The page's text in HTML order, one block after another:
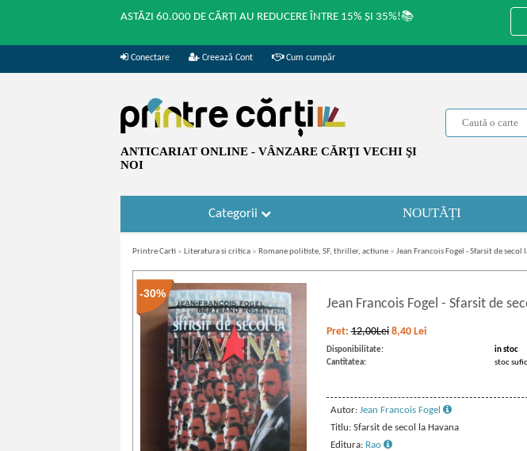
ASTĂZI 60.000 DE CĂRȚI AU REDUCERE ÎNTRE 15% ȘI 35%!📚
Conectare Creează Cont Cum cumpăr
ANTICARIAT ONLINE - VÂNZARE CĂRŢI VECHI ŞI
NOI
Categorii NOUTĂȚI
Printre Carti » Literatura si critica » Romane politiste, SF, thriller, actiune » Jean Francois Fogel - Sfarsit de secol
-30%
Jean Francois Fogel - Sfarsit de
Pret:12,00Lei 8,40 Lei
Disponibilitate:
in stoc
Cantitatea:
stoc
Autor: Jean Francois Fogel
Titlu: Sfarsit de secol la Havana
Editura: Rao